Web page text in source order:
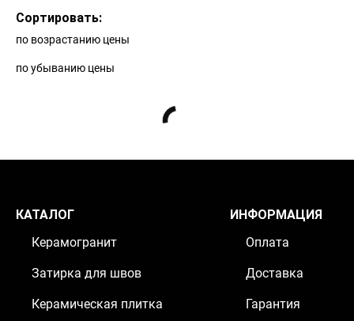
Сортировать:
по возрастанию цены
по убыванию цены
КАТАЛОГ
Керамогранит
Затирка для швов
Керамическая плитка
ИНФОРМАЦИЯ
Оплата
Доставка
Гарантия